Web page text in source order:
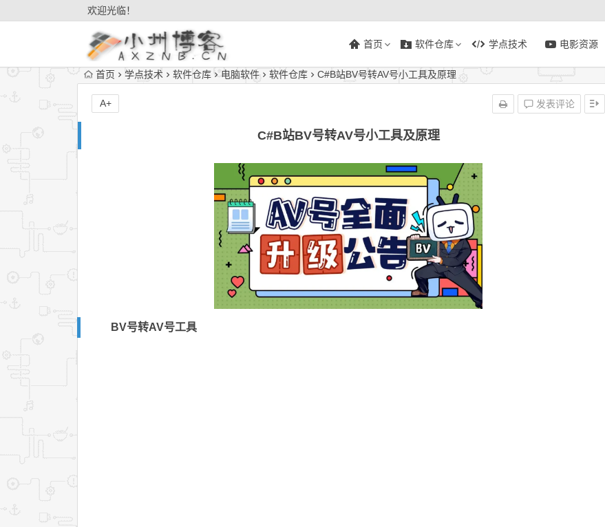
欢迎光临！
首页 软件仓库 学点技术 电影资源
首页 学点技术 软件仓库 电脑软件 软件仓库 C#B站BV号转AV号小工具及原理
C#B站BV号转AV号小工具及原理
发表评论
A+
BV号转AV号工具